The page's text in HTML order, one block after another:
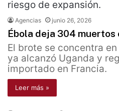
Agencias junio 26, 2026
Ébola deja 304 muertos
El brote se concentra
ya alcanzó Uganda y
importado en Francia.
Leer más »